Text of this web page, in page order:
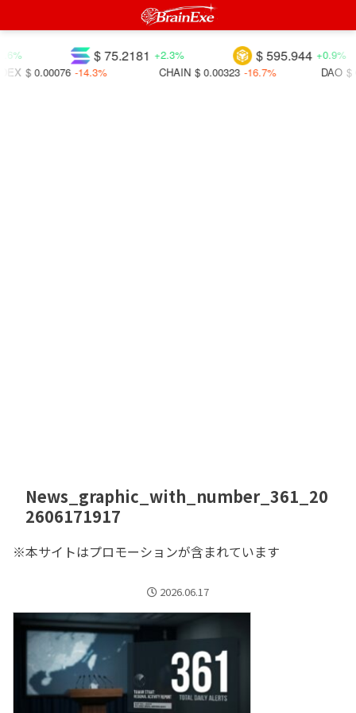
$ 595.944 +0.9%
$ 75.2181 +2.3%
DAO $
CHAIN $ 0.00323 -16.7%
$ 0.00076 -14.3%
News_graphic_with_number_361_20
2606171917
※本サイトはプロモーションが含まれています
2026.06.17